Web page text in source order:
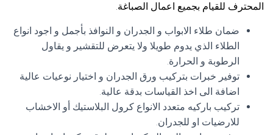
المحترف للقيام بجميع اعمال الصباغة.
ضمان طلاء الابواب و الجدران و النوافذ بأجمل و اجود انواع
الطلاء الذي يدوم طويلا ولا يتعرض للتقشير و يقاول
الرطوبة و الحرارة.
توفير خبرات بتركيب ورق الجدران و اختيار نوعيات عالية
اضافة الى اخذ القياسات بدقة عالية.
تركيب باركيه متعدد الانواع كرول البلاستيك أو الاخشاب
للارضيات او للجدران.